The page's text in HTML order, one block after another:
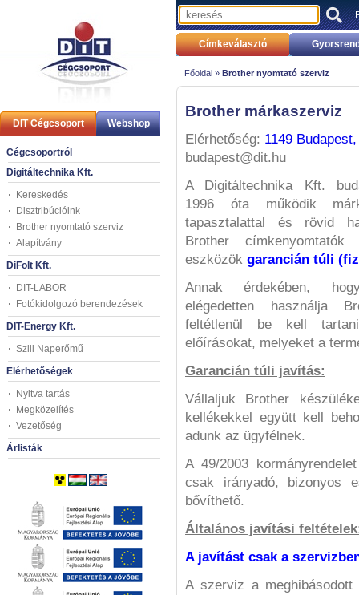
DIT Cégcsoport Webshop
Cégcsoportról
Digitáltechnika Kft.
Kereskedés
Disztribúcióink
Brother nyomtató szerviz
Alapítvány
DiFolt Kft.
DIT-LABOR
Fotókidolgozó berendezések
DIT-Energy Kft.
Szili Naperőmű
Elérhetőségek
Nyitva tartás
Megközelítés
Vezetőség
Árlisták
|
Címkeválasztó
Főoldal » Brother nyomtató szerviz
Brother márkaszerviz
Elérhetőség: 1149
budapest@dit.hu
A Digitáltechnika Kft.
1996 óta működik
tapasztalattal és rövid
Brother címkenyomtatók
eszközök garancián túli
Annak érdekében,
elégedetten használja
feltétlenül be kell
előírásokat, melyeket a
Garancián túli javítás:
Vállaljuk Brother
kellékekkel együtt kell
adunk az ügyfélnek.
A 49/2003
csak irányadó, bizonyos
bővíthető.
Általános javítási
A javítást csak a
A szerviz a